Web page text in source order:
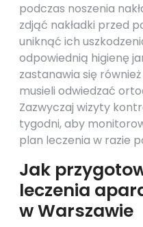
podczas noszenia
zdjąć nakładki przed
uniknąć ich
odpowiednią higienę
zastanawia się
musieli odwiedzać
Zazwyczaj wizyty
tygodni, aby
plan leczenia w razie
Jak
leczenia
w Warszawie